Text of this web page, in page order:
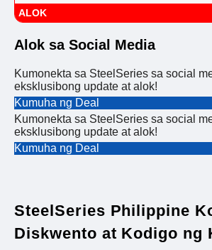
ALOK
Alok sa Social Media
Kumonekta sa SteelSeries sa social
eksklusibong update at alok!
Kumuha ng Deal
Kumonekta sa SteelSeries sa social
eksklusibong update at alok!
Kumuha ng Deal
SteelSeries Philippine
Diskwento at Kodigo ng